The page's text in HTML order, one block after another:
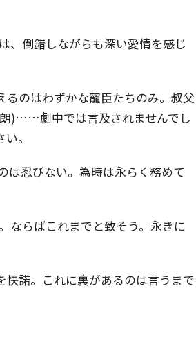
、倒錯しながらも深い愛情を感じ
るのはわずかな寵臣たちのみ。叔父
)……劇中では言及されませんでし
。
は忍びない。為時は永らく務めて
ならばこれまでと致そう。永きに
諾。これに裏があるのは言うまで